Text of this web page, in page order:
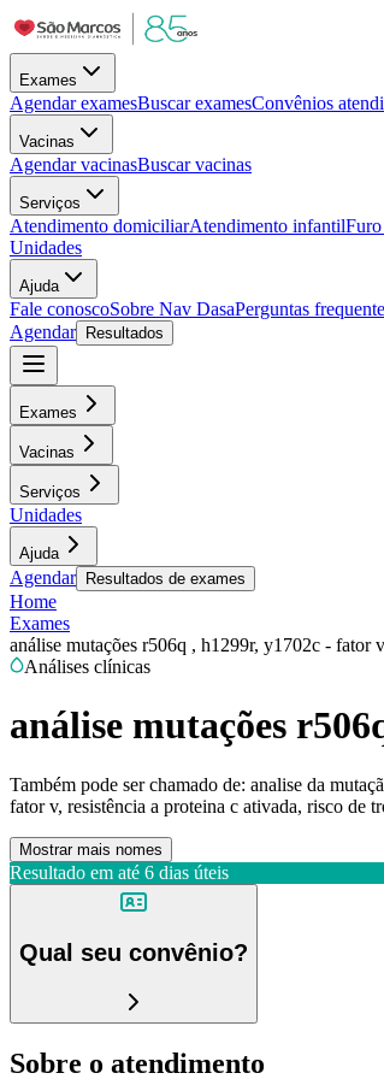
Exames
Agendar examesBuscar examesConvênios
Vacinas
Agendar vacinasBuscar vacinas
Serviços
Atendimento domiciliarAtendimento infantilFuro
Unidades
Ajuda
Fale conoscoSobre Nav DasaPerguntas
Agendar
Resultados
Exames
Vacinas
Serviços
Unidades
Ajuda
Agendar Resultados de exames
Home
Exames
análise mutações r506q , h1299r, y1702c - fator
Análises clínicas
análise mutações
Também pode ser chamado de: analise da
fator v, resistência a proteina c ativada, risco de
Mostrar mais nomes
Resultado em até 6 dias úteis
Qual seu convênio?
Sobre o atendimento